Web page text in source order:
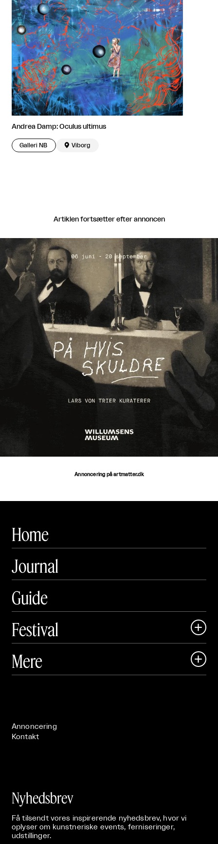
Andrea Damp: Oculus ultimus
Galleri NB  Viborg
Artiklen fortsætter efter annoncen
Annoncering på artmatter.dk
Home
Journal
Guide
Festival

 Art Matter Festival
Mere 
Annoncering
Kontakt
Nyhedsbrev
Få tilsendt vores inspirerende nyhedsbrev, hvor vi
oplyser om kunstneriske events, ferniseringer,
udstillinger.